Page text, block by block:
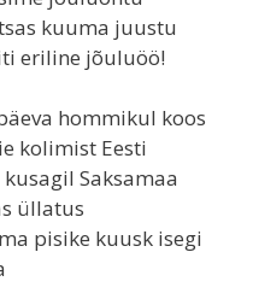
kuuma juustu
eriline jõuluöö!
hommikul koos
kolimist Eesti
Saksamaa
üllatus
pisike kuusk isegi